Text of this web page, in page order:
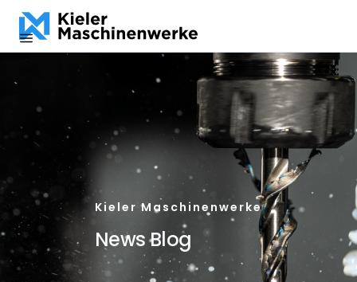
Kieler Maschinenwerke
News Blog